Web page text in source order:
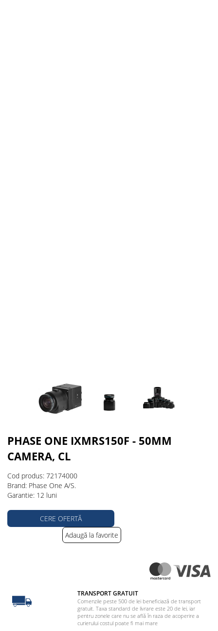
PHASE ONE IXMRS150F - 50MM
CAMERA, CL
Cod produs: 72174000
Brand: Phase One A/S.
Garantie: 12 luni
CERE OFERTĂ
Adaugă la favorite
TRANSPORT GRATUIT
Comenzile peste 500 de lei beneficiază de transport
gratuit. Taxa standard de livrare este 20 de lei, iar
pentru zonele care nu se află în raza de acoperire a
curierului costul poate fi mai mare